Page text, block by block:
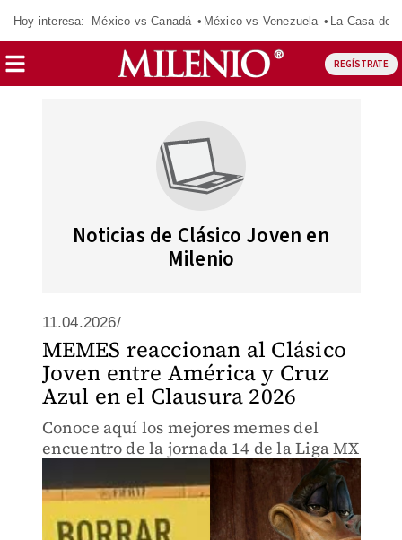
Hoy interesa: México vs Canadá México vs Venezuela La Casa de
REGÍSTRATE
Noticias de Clásico Joven en
Milenio
11.04.2026/
MEMES reaccionan al Clásico
Joven entre América y Cruz
Azul en el Clausura 2026
Conoce aquí los mejores memes del
encuentro de la jornada 14 de la Liga MX